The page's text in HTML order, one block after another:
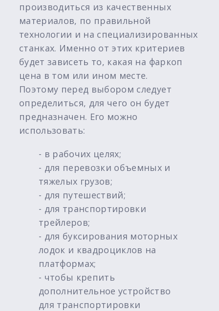
производиться из качественных
материалов, по правильной
технологии и на специализированных
станках. Именно от этих критериев
будет зависеть то, какая на фаркоп
цена в том или ином месте.
Поэтому перед выбором следует
определиться, для чего он будет
предназначен. Его можно
использовать:
- в рабочих целях;
- для перевозки объемных и
тяжелых грузов;
- для путешествий;
- для транспортировки
трейлеров;
- для буксирования моторных
лодок и квадроциклов на
платформах;
- чтобы крепить
дополнительное устройство
для транспортировки